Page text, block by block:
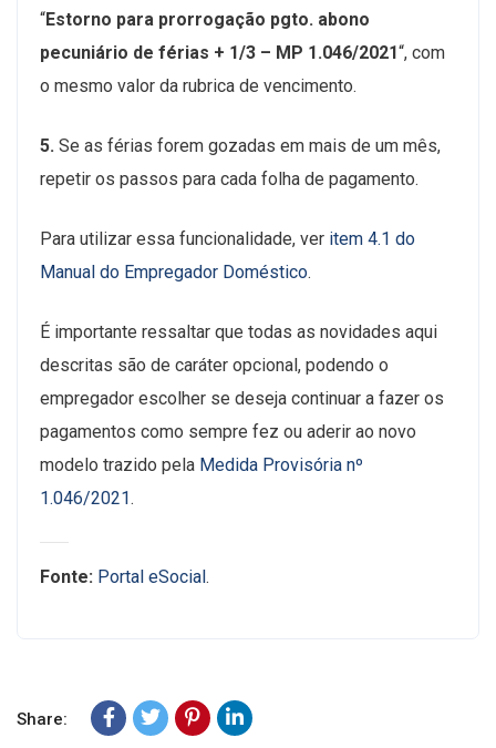
“Estorno para prorrogação pgto. abono
pecuniário de férias + 1/3 – MP 1.046/2021“, com
o mesmo valor da rubrica de vencimento.
5. Se as férias forem gozadas em mais de um mês,
repetir os passos para cada folha de pagamento.
Para utilizar essa funcionalidade, ver item 4.1 do
Manual do Empregador Doméstico.
É importante ressaltar que todas as novidades aqui
descritas são de caráter opcional, podendo o
empregador escolher se deseja continuar a fazer os
pagamentos como sempre fez ou aderir ao novo
modelo trazido pela Medida Provisória nº
1.046/2021.
Fonte: Portal eSocial.
Share: